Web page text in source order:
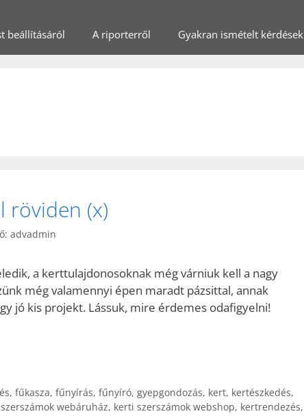
beállításáról A riporterről Gyakran ismételt kérdések
röviden (x)
advadmin
a kerttulajdonosoknak még várniuk kell a nagy
még valamennyi épen maradt pázsittal, annak
jó kis projekt. Lássuk, mire érdemes odafigyelni!
, fűkasza, fűnyírás, fűnyíró, gyepgondozás, kert, kertészkedés,
webáruház, kerti szerszámok webshop, kertrendezés,